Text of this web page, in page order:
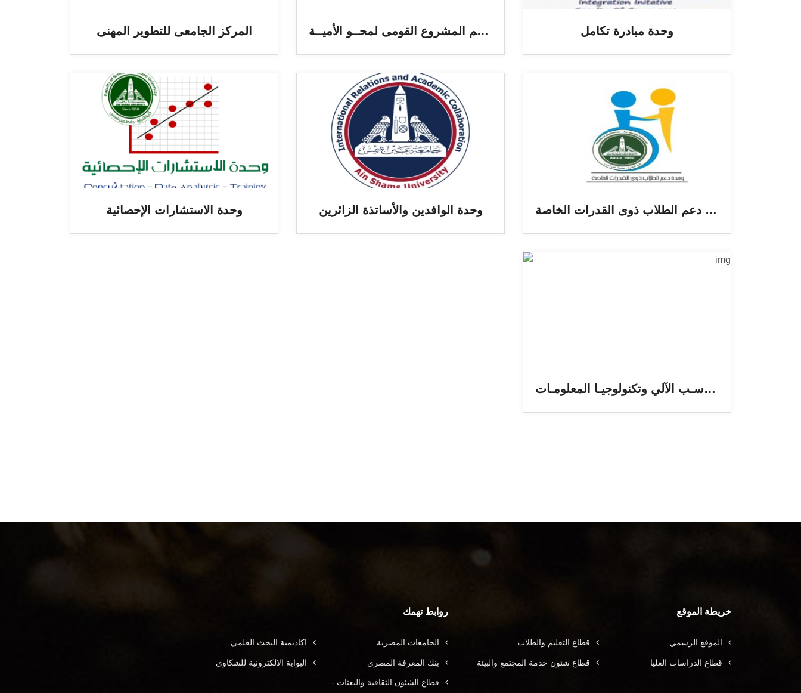
وحدة مبادرة تكامل وحدة دعم المشروع القومى لمحــو الأميــة المركز الجامعى للتطوير المهنى
وحدة دعم الطلاب ذوى القدرات الخاصة وحدة الوافدين والأساتذة الزائرين وحدة الاستشارات الإحصائية
وحـدة الحاسـب الآلي وتكنولوجيـا المعلومـات
خريطة الموقع
الموقع الرسمي قطاع التعليم والطلاب
قطاع الدراسات العليا قطاع شئون خدمة المجتمع والبيئة
روابط تهمك
الجامعات المصرية اكاديمية البحث العلمي
بنك المعرفة المصري البوابة الالكترونية للشكاوي
قطاع الشئون الثقافية والبعثات -